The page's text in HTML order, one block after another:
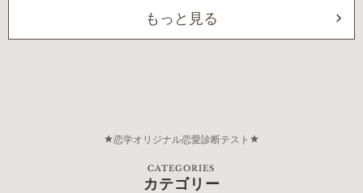
もっと見る
恋学オリジナル恋愛診断テスト
CATEGORIES
カテゴリー